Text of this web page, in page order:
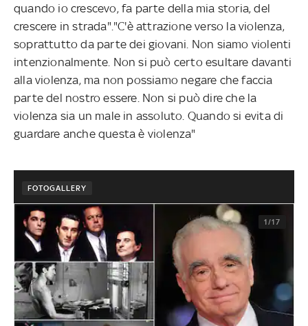
quando io crescevo, fa parte della mia storia, del
crescere in strada"."C'è attrazione verso la violenza,
soprattutto da parte dei giovani. Non siamo violenti
intenzionalmente. Non si può certo esultare davanti
alla violenza, ma non possiamo negare che faccia
parte del nostro essere. Non si può dire che la
violenza sia un male in assoluto. Quando si evita di
guardare anche questa è violenza"
FOTOGALLERY
1/17